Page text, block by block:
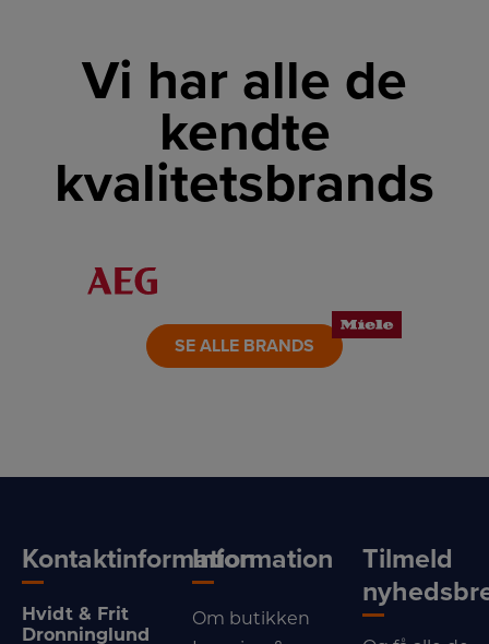
Vi har alle de
kendte
kvalitetsbrands
LINK
SE ALLE BRANDS
Kontaktinformation
Hvidt & Frit
Dronninglund
Information
Om butikken
Tilmeld